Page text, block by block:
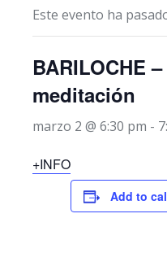
Este evento ha
BARILOCHE
meditación
marzo 2 @ 6:30 pm -
+INFO
Add to